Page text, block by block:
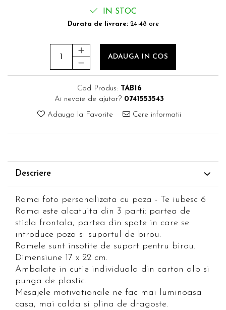
IN STOC
Durata de livrare:24-48 ore
ADAUGA IN COS
Cod Produs: TAB16
Ai nevoie de ajutor? 0741553543
Adauga la Favorite Cere informatii
Descriere
Rama foto personalizata cu poza - Te iubesc 6
Rama este alcatuita din 3 parti: partea de
sticla frontala, partea din spate in care se
introduce poza si suportul de birou.
Ramele sunt insotite de suport pentru birou.
Dimensiune 17 x 22 cm.
Ambalate in cutie individuala din carton alb si
punga de plastic.
Mesajele motivationale ne fac mai luminoasa
casa, mai calda si plina de dragoste.